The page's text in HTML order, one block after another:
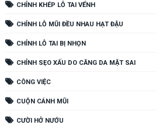
CHỈNH KHÉP LỖ TAI VỂNH
CHỈNH LỖ MŨI ĐỀU NHAU HẠT ĐẬU
CHỈNH LỖ TAI BỊ NHỌN
CHỈNH SẸO XẤU DO CĂNG DA MẶT SAI
CÔNG VIỆC
CUỘN CÁNH MŨI
CƯỜI HỞ NƯỚU